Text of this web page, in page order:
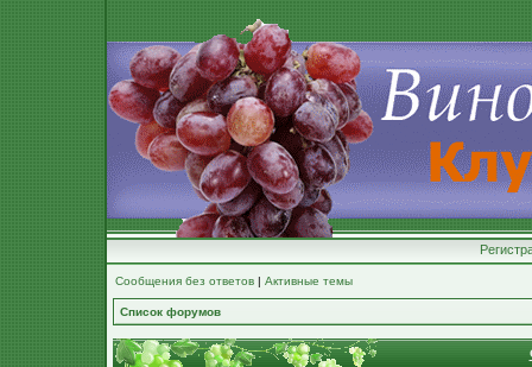
Сообщения без ответов | Активные темы
Список форумов